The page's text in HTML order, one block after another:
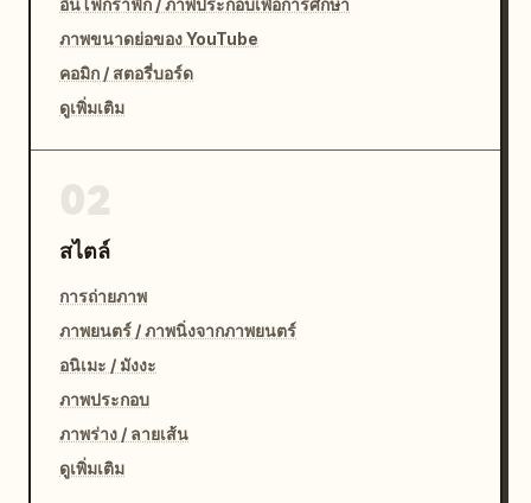
อินโฟกราฟิก / ภาพประกอบเพื่อการศึกษา
ภาพขนาดย่อของ YouTube
คอมิก / สตอรี่บอร์ด
ดูเพิ่มเติม
สไตล์
การถ่ายภาพ
ภาพยนตร์ / ภาพนิ่งจากภาพยนตร์
อนิเมะ / มังงะ
ภาพประกอบ
ภาพร่าง / ลายเส้น
ดูเพิ่มเติม